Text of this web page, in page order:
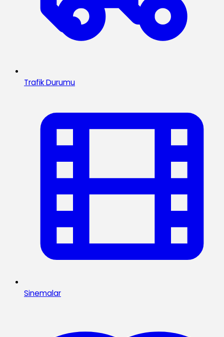
Trafik Durumu
Sinemalar